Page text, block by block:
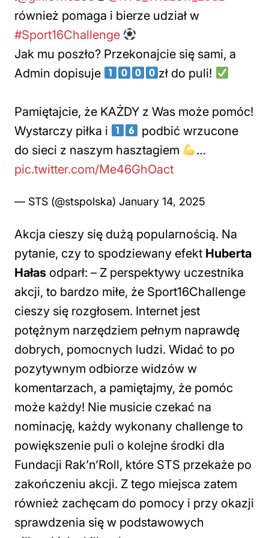
również pomaga i bierze udział w
#Sport16Challenge
Jak mu poszło? Przekonajcie się sami, a
Admin dopisuje
zł do puli!
Pamiętajcie, że KAŻDY z Was może pomóc!
Wystarczy piłka i
podbić wrzucone
do sieci z naszym hasztagiem
…
pic.twitter.com/Me46GhOact
— STS (@stspolska) January 14, 2025
Akcja cieszy się dużą popularnością. Na
pytanie, czy to spodziewany efekt Huberta
Hałas odparł: – Z perspektywy uczestnika
akcji, to bardzo miłe, że Sport16Challenge
cieszy się rozgłosem. Internet jest
potężnym narzędziem pełnym naprawdę
dobrych, pomocnych ludzi. Widać to po
pozytywnym odbiorze widzów w
komentarzach, a pamiętajmy, że pomóc
może każdy! Nie musicie czekać na
nominację, każdy wykonany challenge to
powiększenie puli o kolejne środki dla
Fundacji Rak’n’Roll, które STS przekaże po
zakończeniu akcji. Z tego miejsca zatem
również zachęcam do pomocy i przy okazji
sprawdzenia się w podstawowych